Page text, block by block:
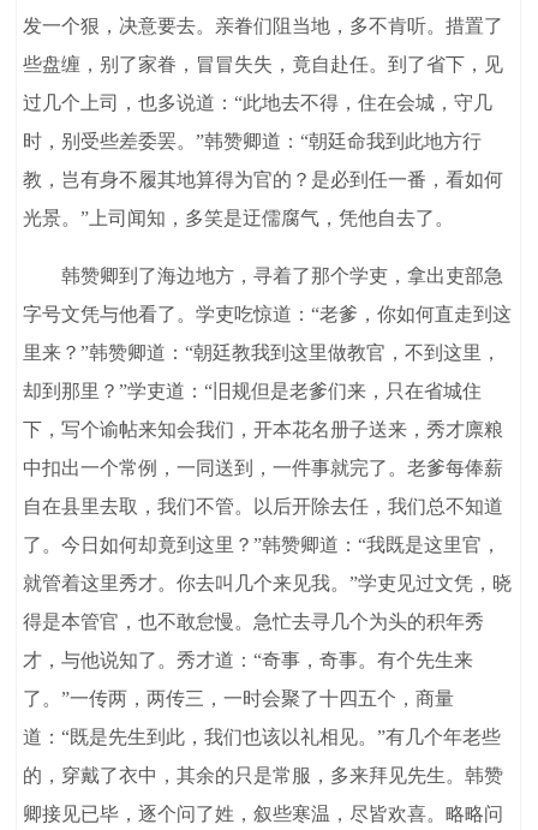
发一个狠，决意要去。亲眷们阻当地，多不肯听。措置了
些盘缠，别了家眷，冒冒失失，竟自赴任。到了省下，见
过几个上司，也多说道：“此地去不得，住在会城，守几
时，别受些差委罢。”韩赞卿道：“朝廷命我到此地方行
教，岂有身不履其地算得为官的？是必到任一番，看如何
光景。”上司闻知，多笑是迂儒腐气，凭他自去了。
韩赞卿到了海边地方，寻着了那个学吏，拿出吏部急
字号文凭与他看了。学吏吃惊道：“老爹，你如何直走到这
里来？”韩赞卿道：“朝廷教我到这里做教官，不到这里，
却到那里？”学吏道：“旧规但是老爹们来，只在省城住
下，写个谕帖来知会我们，开本花名册子送来，秀才廪粮
中扣出一个常例，一同送到，一件事就完了。老爹每俸薪
自在县里去取，我们不管。以后开除去任，我们总不知道
了。今日如何却竟到这里？”韩赞卿道：“我既是这里官，
就管着这里秀才。你去叫几个来见我。”学吏见过文凭，晓
得是本管官，也不敢怠慢。急忙去寻几个为头的积年秀
才，与他说知了。秀才道：“奇事，奇事。有个先生来
了。”一传两，两传三，一时会聚了十四五个，商量
道：“既是先生到此，我们也该以礼相见。”有几个年老些
的，穿戴了衣中，其余的只是常服，多来拜见先生。韩赞
卿接见已毕，逐个问了姓，叙些寒温，尽皆欢喜。略略问